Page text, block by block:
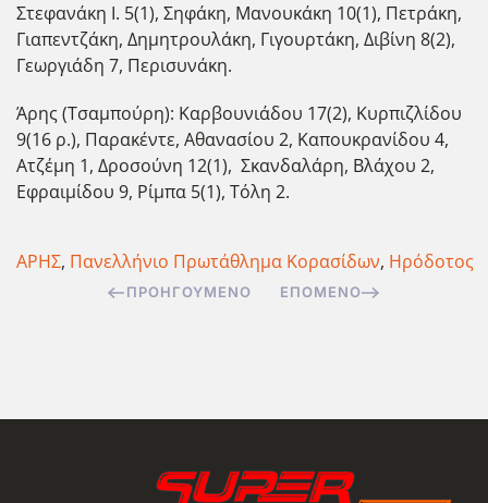
Στεφανάκη Ι. 5(1), Σηφάκη, Μανουκάκη 10(1), Πετράκη,
Γιαπεντζάκη, Δημητρουλάκη, Γιγουρτάκη, Διβίνη 8(2),
Γεωργιάδη 7, Περισυνάκη.
Άρης (Τσαμπούρη): Καρβουνιάδου 17(2), Κυρπιζλίδου
9(16 ρ.), Παρακέντε, Αθανασίου 2, Καπουκρανίδου 4,
Ατζέμη 1, Δροσούνη 12(1), Σκανδαλάρη, Βλάχου 2,
Εφραιμίδου 9, Ρίμπα 5(1), Τόλη 2.
ΑΡΗΣ, Πανελλήνιο Πρωτάθλημα Κορασίδων, Ηρόδοτος
ΠΡΟΗΓΟΎΜΕΝΟ ΕΠΌΜΕΝΟ